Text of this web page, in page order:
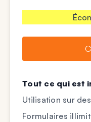
Tout ce qui est
Utilisation sur
Formulaires